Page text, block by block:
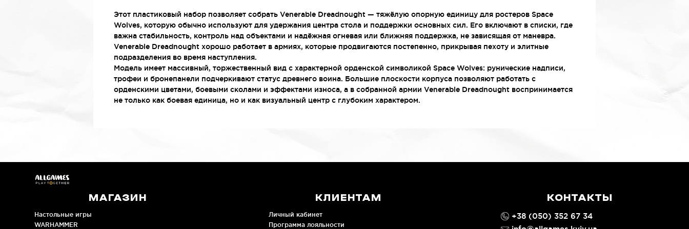
Этот пластиковый набор позволяет собрать Venerable Dreadnought — тяжёлую опорную единицу для ростеров Space
Wolves, которую обычно используют для удержания центра стола и поддержки основных сил. Его включают в списки, где
важна стабильность, контроль над объектами и надёжная огневая или ближняя поддержка, не зависящая от маневра.
Venerable Dreadnought хорошо работает в армиях, которые продвигаются постепенно, прикрывая пехоту и элитные
подразделения во время наступления.
Модель имеет массивный, торжественный вид с характерной орденской символикой Space Wolves: рунические надписи,
трофеи и бронепанели подчеркивают статус древнего воина. Большие плоскости корпуса позволяют работать с
орденскими цветами, боевыми сколами и эффектами износа, а в собранной армии Venerable Dreadnought воспринимается
не только как боевая единица, но и как визуальный центр с глубоким характером.
МАГАЗИН
Настольные игры
WARHAMMER
КЛИЕНТАМ
Личный кабинет
Программа лояльности
КОНТАКТЫ
+38 (050) 352 67 34